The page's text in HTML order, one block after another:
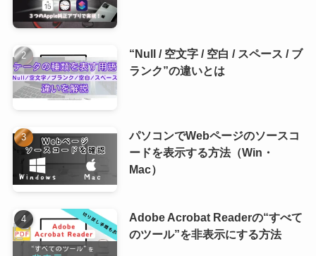
“Null / 空文字 / 空白 / スペース / ブ
ランク”の違いとは
パソコンでWebページのソースコ
ードを表示する方法（Win・
Mac）
Adobe Acrobat Readerの“すべて
のツール”を非表示にする方法